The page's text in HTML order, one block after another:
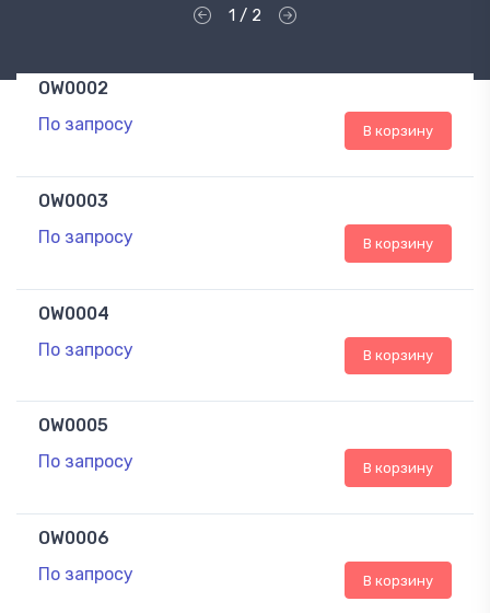
1 / 2
OW0002
По запросу
В корзину
OW0003
По запросу
В корзину
OW0004
По запросу
В корзину
OW0005
По запросу
В корзину
OW0006
По запросу
В корзину